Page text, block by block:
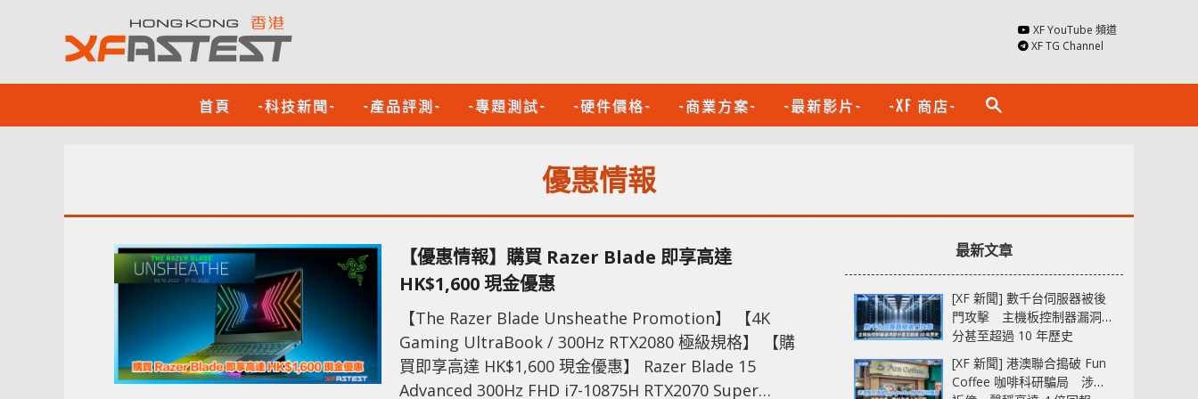
XF YouTube 頻道
XF TG Channel
首頁 -科技新聞- -產品評測- -專題測試- -硬件價格- -商業方案- -最新影片- -XF 商店- search
優惠情報
【優惠情報】購買 Razer Blade 即享高達
HK$1,600 現金優惠
【The Razer Blade Unsheathe Promotion】 【4K
Gaming UltraBook / 300Hz RTX2080 極級規格】 【購
買即享高達 HK$1,600 現金優惠】 Razer Blade 15
Advanced 300Hz FHD i7-10875H RTX2070 Super
最新文章
[XF 新聞] 數千台伺服器被後
門攻擊 主機板控制器漏洞部
分甚至超過 10 年歷史
[XF 新聞] 港澳聯合搗破 Fun
Coffee 咖啡科研騙局 涉款